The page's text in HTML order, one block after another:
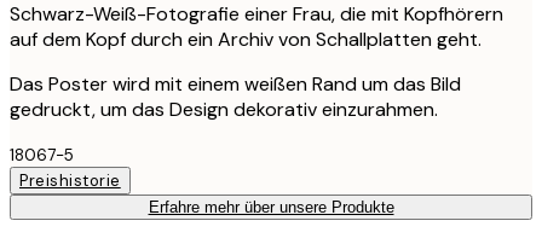
Schwarz-Weiß-Fotografie einer Frau, die mit Kopfhörern
auf dem Kopf durch ein Archiv von Schallplatten geht.
Das Poster wird mit einem weißen Rand um das Bild
gedruckt, um das Design dekorativ einzurahmen.
18067-5
Preishistorie
Erfahre mehr über unsere Produkte